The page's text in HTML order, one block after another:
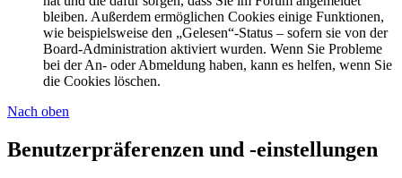
bleiben. Außerdem ermöglichen Cookies einige Funktionen,
wie beispielsweise den „Gelesen“-Status – sofern sie von der
Board-Administration aktiviert wurden. Wenn Sie Probleme
bei der An- oder Abmeldung haben, kann es helfen, wenn Sie
die Cookies löschen.
Nach oben
Benutzerpräferenzen und -einstellungen